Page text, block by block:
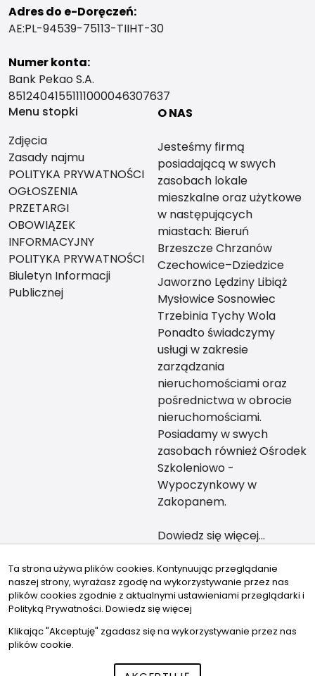
Adres do e-Doręczeń:
AE:PL-94539-75113-TIIHT-30
Numer konta:
Bank Pekao S.A.
85124041551111000046307637
Menu stopki
Zdjęcia
Zasady najmu
POLITYKA PRYWATNOŚCI
OGŁOSZENIA
PRZETARGI
OBOWIĄZEK
INFORMACYJNY
POLITYKA PRYWATNOŚCI
Biuletyn Informacji
Publicznej
O NAS
Jesteśmy firmą
posiadającą w swych
zasobach lokale
mieszkalne oraz użytkowe
w następujących
miastach: Bieruń
Brzeszcze Chrzanów
Czechowice–Dziedzice
Jaworzno Lędziny Libiąż
Mysłowice Sosnowiec
Trzebinia Tychy Wola
Ponadto świadczymy
usługi w zakresie
zarządzania
nieruchomościami oraz
pośrednictwa w obrocie
nieruchomościami.
Posiadamy w swych
zasobach również Ośrodek
Szkoleniowo -
Wypoczynkowy w
Zakopanem.
Dowiedz się więcej...
© 2026 Wszystkie prawa zastrzeżone | Program dla biur
Ta strona używa plików cookies. Kontynuując przeglądanie
naszej strony, wyrażasz zgodę na wykorzystywanie przez nas
plików cookies zgodnie z aktualnymi ustawieniami przeglądarki i
Polityką Prywatności. Dowiedz się więcej
Klikając "Akceptuję" zgadasz się na wykorzystywanie przez nas
plików cookie.